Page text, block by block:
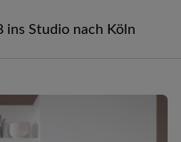
ins Studio nach Köln